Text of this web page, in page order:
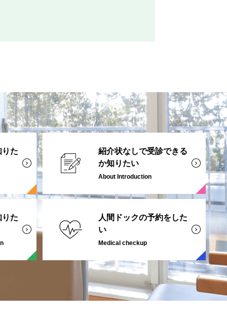
りた
紹介状なしで受診できる
か知りたい
About Introduction
りた
人間ドックの予約をした
い
Medical checkup